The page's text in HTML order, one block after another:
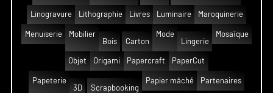
Linogravure Lithographie Livres Luminaire Maroquinerie
Menuiserie
Mobilier
Bois
Carton
Mode
Lingerie
Mosaïque
Objet Origami Papercraft PaperCut
Papeterie
3D
Scrapbooking
Papier mâché Partenaires